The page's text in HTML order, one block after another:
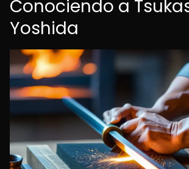
Conociendo a
Yoshida